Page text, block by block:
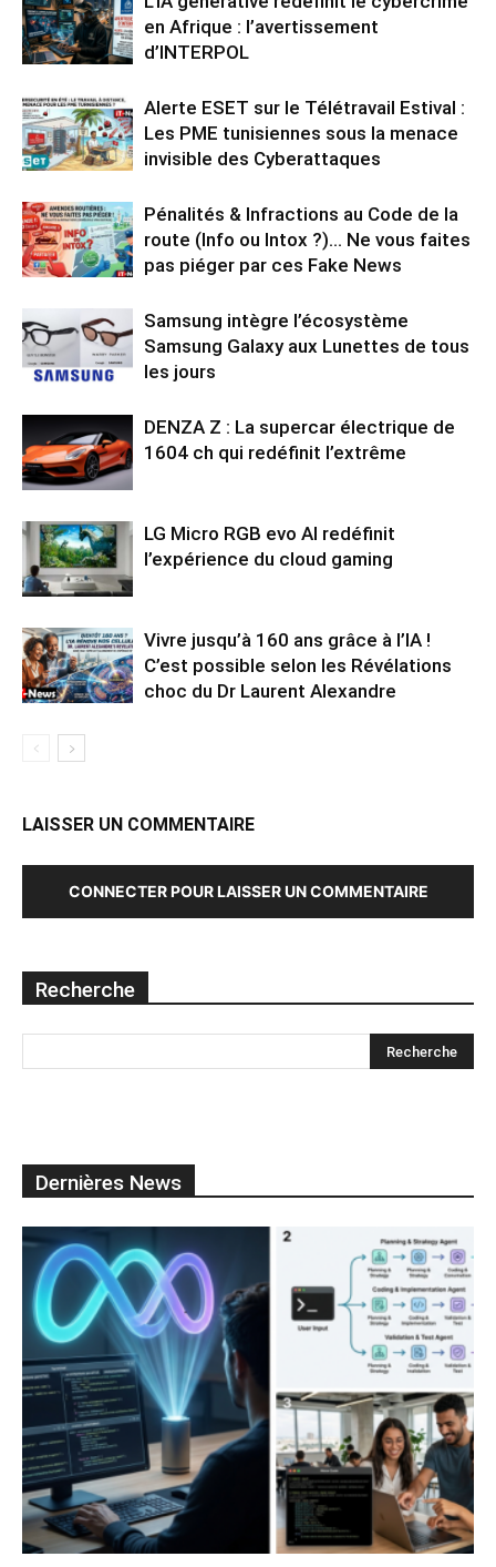
en Afrique : l’avertissement
d’INTERPOL
Alerte ESET sur le Télétravail Estival :
Les PME tunisiennes sous la menace
invisible des Cyberattaques
Pénalités & Infractions au Code de la
route (Info ou Intox ?)… Ne vous faites
pas piéger par ces Fake News
Samsung intègre l’écosystème
Samsung Galaxy aux Lunettes de tous
les jours
DENZA Z : La supercar électrique de
1604 ch qui redéfinit l’extrême
LG Micro RGB evo AI redéfinit
l’expérience du cloud gaming
Vivre jusqu’à 160 ans grâce à l’IA !
C’est possible selon les Révélations
choc du Dr Laurent Alexandre
LAISSER UN COMMENTAIRE
CONNECTER POUR LAISSER UN COMMENTAIRE
Recherche
Dernières News